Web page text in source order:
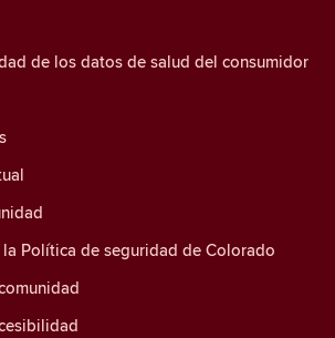
de los datos de salud del consumidor
Política de seguridad de Colorado